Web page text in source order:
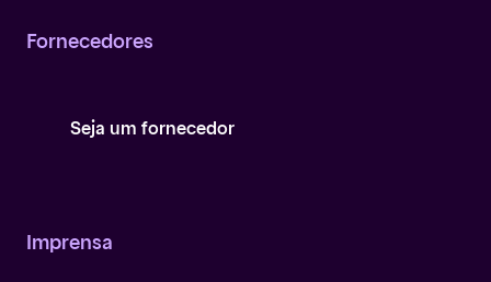
Fornecedores
Seja um fornecedor
Imprensa